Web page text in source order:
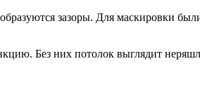
зазоры. Для маскировки
Без них потолок выглядит